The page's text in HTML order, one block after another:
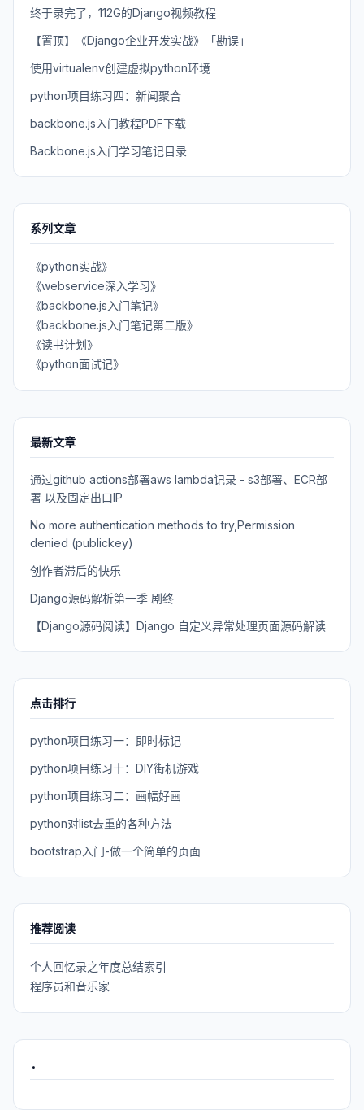
终于录完了，112G的Django视频教程
【置顶】《Django企业开发实战》「勘误」
使用virtualenv创建虚拟python环境
python项目练习四：新闻聚合
backbone.js入门教程PDF下载
Backbone.js入门学习笔记目录
系列文章
《python实战》
《webservice深入学习》
《backbone.js入门笔记》
《backbone.js入门笔记第二版》
《读书计划》
《python面试记》
最新文章
通过github actions部署aws lambda记录 - s3部署、ECR部
署 以及固定出口IP
No more authentication methods to try,Permission
denied (publickey)
创作者滞后的快乐
Django源码解析第一季 剧终
【Django源码阅读】Django 自定义异常处理页面源码解读
点击排行
python项目练习一：即时标记
python项目练习十：DIY街机游戏
python项目练习二：画幅好画
python对list去重的各种方法
bootstrap入门-做一个简单的页面
推荐阅读
个人回忆录之年度总结索引
程序员和音乐家
.